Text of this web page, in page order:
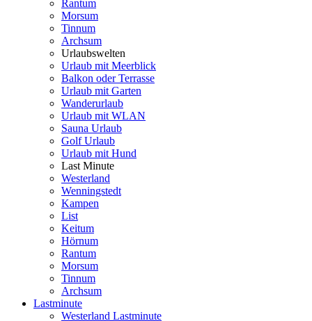
Rantum
Morsum
Tinnum
Archsum
Urlaubswelten
Urlaub mit Meerblick
Balkon oder Terrasse
Urlaub mit Garten
Wanderurlaub
Urlaub mit WLAN
Sauna Urlaub
Golf Urlaub
Urlaub mit Hund
Last Minute
Westerland
Wenningstedt
Kampen
List
Keitum
Hörnum
Rantum
Morsum
Tinnum
Archsum
Lastminute
Westerland Lastminute